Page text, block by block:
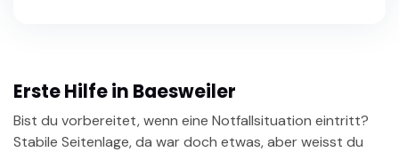
Erste Hilfe in Baesweiler
Bist du vorbereitet, wenn eine Notfallsituation eintritt?
Stabile Seitenlage, da war doch etwas, aber weisst du